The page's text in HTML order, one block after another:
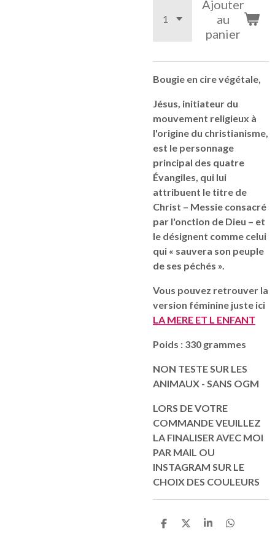
Ajouter
au
panier
Bougie en cire végétale,
Jésus, initiateur du
mouvement religieux à
l'origine du christianisme,
est le personnage
principal des quatre
Évangiles, qui lui
attribuent le titre de
Christ – Messie consacré
par l'onction de Dieu – et
le désignent comme celui
qui « sauvera son peuple
de ses péchés ».
Vous pouvez retrouver la
version féminine juste ici
LA MERE ET L ENFANT
Poids : 330 grammes
NON TESTE SUR LES
ANIMAUX - SANS OGM
LORS DE VOTRE
COMMANDE VEUILLEZ
LA FINALISER AVEC MOI
PAR MAIL OU
INSTAGRAM SUR LE
CHOIX DES COULEURS
P
P
P
P